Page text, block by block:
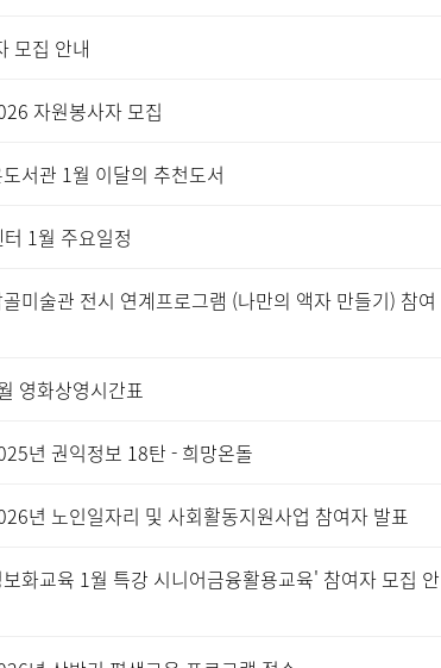
모집 안내
자원봉사자 모집
서관 1월 이달의 추천도서
1월 주요일정
미술관 전시 연계프로그램 (나만의 액자 만들기) 참여
영화상영시간표
년 권익정보 18탄 - 희망온돌
년 노인일자리 및 사회활동지원사업 참여자 발표
화교육 1월 특강 시니어금융활용교육' 참여자 모집 안